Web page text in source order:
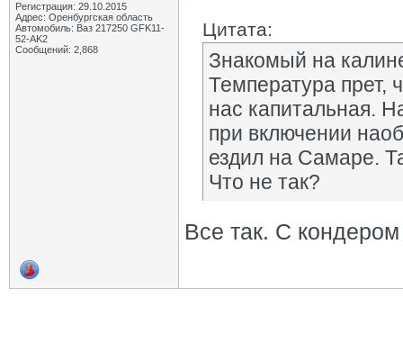
Регистрация: 29.10.2015
Адрес: Оренбургская область
Автомобиль: Ваз 217250 GFK11-
52-AK2
Сообщений: 2,868
Цитата:
Знакомый на
Температура прет,
нас капитальная.
при включении
ездил на Самаре.
Что не так?
Все так. С